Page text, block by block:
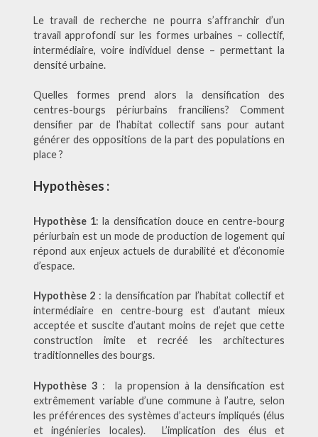
Le travail de recherche ne pourra s’affranchir d’un
travail approfondi sur les formes urbaines – collectif,
intermédiaire, voire individuel dense – permettant la
densité urbaine.
Quelles formes prend alors la densification des
centres-bourgs périurbains franciliens? Comment
densifier par de l’habitat collectif sans pour autant
générer des oppositions de la part des populations en
place ?
Hypothèses :
Hypothèse 1: la densification douce en centre-bourg
périurbain est un mode de production de logement qui
répond aux enjeux actuels de durabilité et d’économie
d’espace.
Hypothèse 2 : la densification par l’habitat collectif et
intermédiaire en centre-bourg est d’autant mieux
acceptée et suscite d’autant moins de rejet que cette
construction imite et recréé les architectures
traditionnelles des bourgs.
Hypothèse 3: la propension à la densification est
extrêmement variable d’une commune à l’autre, selon
les préférences des systèmes d’acteurs impliqués (élus
et ingénieries locales). L’implication des élus et